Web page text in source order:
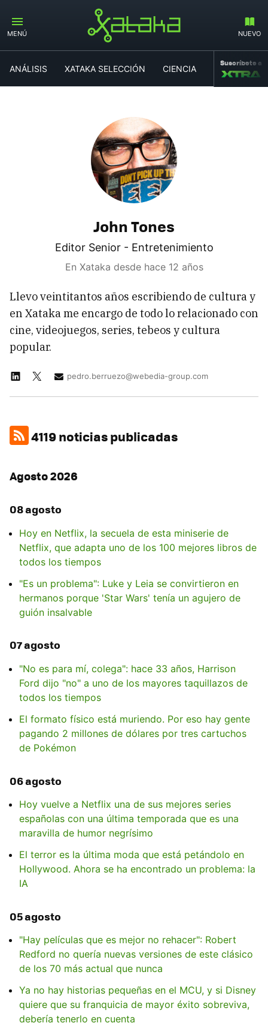
MENÚ NUEVO
ANÁLISIS XATAKA SELECCIÓN CIENCIA MOVILIDAD
Suscríbete a
John Tones
Editor Senior - Entretenimiento
En Xataka desde hace 12 años
Llevo veintitantos años escribiendo de cultura y
en Xataka me encargo de todo lo relacionado con
cine, videojuegos, series, tebeos y cultura
popular.
pedro.berruezo@webedia-group.com
4119 noticias publicadas
Agosto 2026
08 agosto
Hoy en Netflix, la secuela de esta miniserie de
Netflix, que adapta uno de los 100 mejores libros de
todos los tiempos
"Es un problema": Luke y Leia se convirtieron en
hermanos porque 'Star Wars' tenía un agujero de
guión insalvable
07 agosto
"No es para mí, colega": hace 33 años, Harrison
Ford dijo "no" a uno de los mayores taquillazos de
todos los tiempos
El formato físico está muriendo. Por eso hay gente
pagando 2 millones de dólares por tres cartuchos
de Pokémon
06 agosto
Hoy vuelve a Netflix una de sus mejores series
españolas con una última temporada que es una
maravilla de humor negrísimo
El terror es la última moda que está petándolo en
Hollywood. Ahora se ha encontrado un problema: la
IA
05 agosto
"Hay películas que es mejor no rehacer": Robert
Redford no quería nuevas versiones de este clásico
de los 70 más actual que nunca
Ya no hay historias pequeñas en el MCU, y si Disney
quiere que su franquicia de mayor éxito sobreviva,
debería tenerlo en cuenta